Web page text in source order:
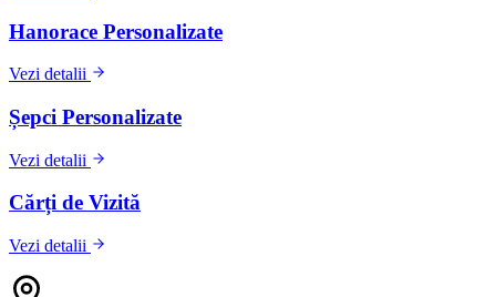
Hanorace Personalizate
Vezi detalii
Șepci Personalizate
Vezi detalii
Cărți de Vizită
Vezi detalii